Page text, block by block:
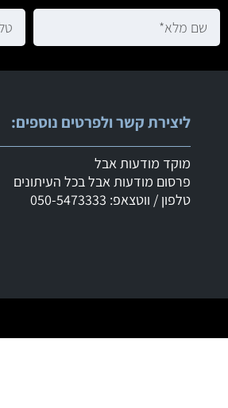
ליצירת קשר ולפרטים נוספים:
מוקד מודעות אבל
פרסום מודעות אבל בכל העיתונים
טלפון / ווטצאפ: 050-5473333